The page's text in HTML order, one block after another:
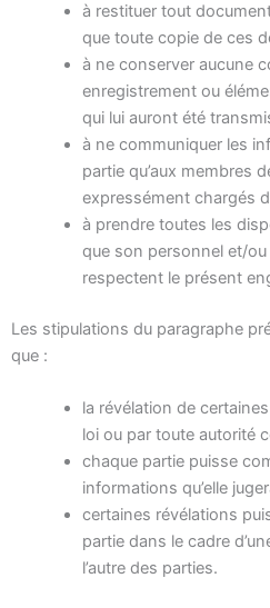
à restituer tout
que toute copie de ces
à ne conserver aucune
enregistrement ou
qui lui auront été
à ne communiquer les
partie qu’aux membres
expressément chargés
à prendre toutes les
que son personnel et/
respectent le présent
Les stipulations du paragraphe
que :
la révélation de
loi ou par toute autorité
chaque partie puisse
informations qu’elle
certaines révélations
partie dans le cadre
l’autre des parties.